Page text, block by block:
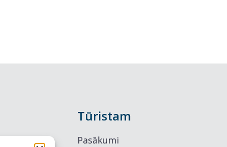
Tūristam
Pasākumi